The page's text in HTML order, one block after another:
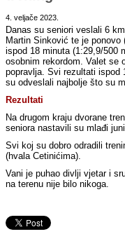
4. veljače 2023.
Danas su seniori veslali 6
Martin Sinković te je ponovo
ispod 18 minuta (1:29,9/500
osobnim rekordom. Valet se
popravlja. Svi rezultati ispod
su odveslali najbolje što su
Rezultati
Na drugom kraju dvorane
seniora nastavili su mlađi
Svi koj su dobro odradili
(hvala Cetinićima).
Vani je puhao divlji vjetar i
na terenu nije bilo nikoga.